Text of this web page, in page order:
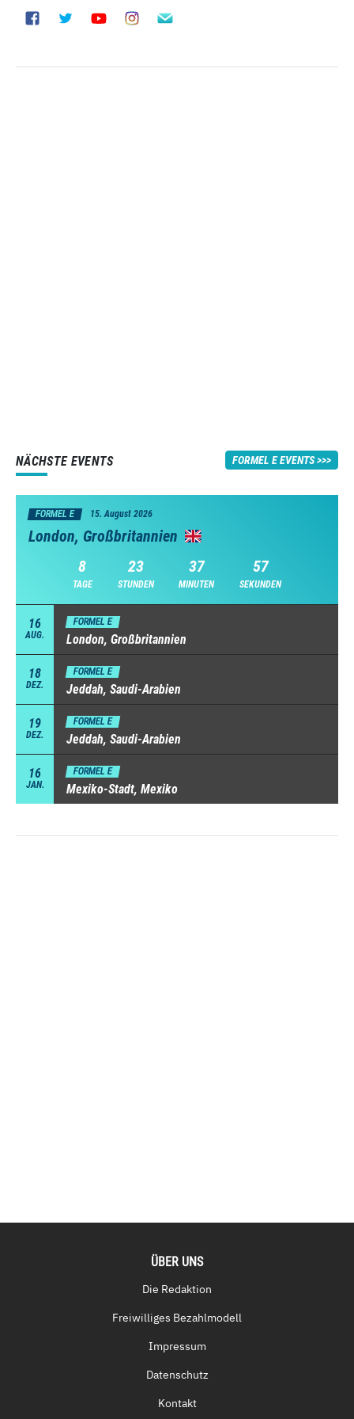
NÄCHSTE EVENTS FORMEL E EVENTS
FORMEL E 15. August 2026
London, Großbritannien
8
TAGE
23
STUNDEN
37
MINUTEN
56
SEKUNDEN
16
AUG.
FORMEL E
London, Großbritannien
18
DEZ.
FORMEL E
Jeddah, Saudi-Arabien
19
DEZ.
FORMEL E
Jeddah, Saudi-Arabien
16
JAN.
FORMEL E
Mexiko-Stadt, Mexiko
ÜBER UNS
Die Redaktion
Freiwilliges Bezahlmodell
Impressum
Datenschutz
Kontakt